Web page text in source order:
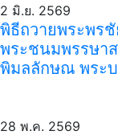
2 มิ.ย. 2569
พิธีถวายพระพร
พระชนมพรรษา
พิมลลักษณ พระ
28 พ.ค. 2569